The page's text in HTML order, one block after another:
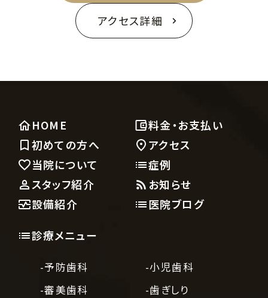
アクセス詳細
HOME
料金・お支払い
初めての方へ
アクセス
当院について
症例
スタッフ紹介
お知らせ
設備紹介
医院ブログ
診療メニュー
-予防歯科
-審美歯科
-小児歯科
-歯ぎしり